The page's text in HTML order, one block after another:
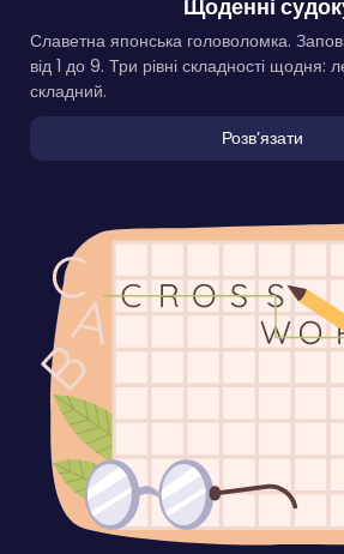
Щоденні
Славетна японська головоломка.
від 1 до 9. Три рівні складності щодня:
складний.
Розвʼязати